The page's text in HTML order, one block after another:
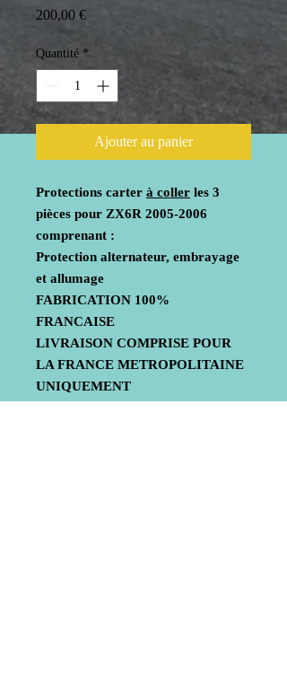
200,00 €Prix
Quantité *
Ajouter au panier
Protections carter à coller les 3
pièces pour ZX6R 2005-2006
comprenant :
Protection alternateur, embrayage
et allumage
FABRICATION 100%
FRANCAISE
LIVRAISON COMPRISE POUR
LA FRANCE METROPOLITAINE
UNIQUEMENT